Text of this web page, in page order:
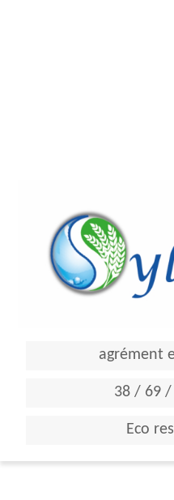
agrément
38 / 69
Eco